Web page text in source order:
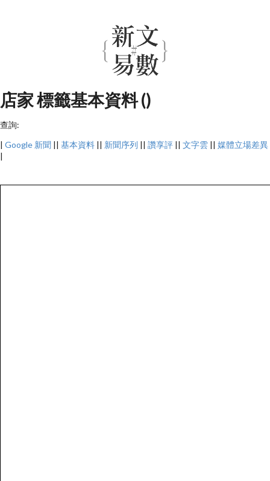
店家 標籤基本資料 ()
查詢:
| Google 新聞 || 基本資料 || 新聞序列 || 讚享評 || 文字雲 || 媒體立場差異
|